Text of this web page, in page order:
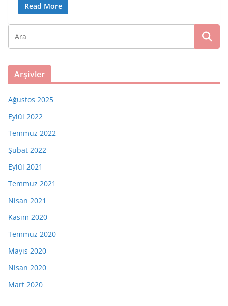
Read More
Arşivler
Ağustos 2025
Eylül 2022
Temmuz 2022
Şubat 2022
Eylül 2021
Temmuz 2021
Nisan 2021
Kasım 2020
Temmuz 2020
Mayıs 2020
Nisan 2020
Mart 2020